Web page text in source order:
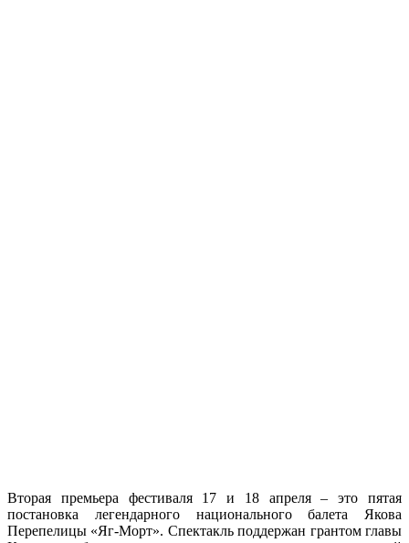
Вторая премьера фестиваля 17 и 18 апреля – это пятая
постановка легендарного национального балета Якова
Перепелицы «Яг-Морт». Спектакль поддержан грантом главы